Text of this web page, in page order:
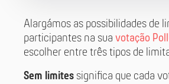
Alargámos as possibilidades de
participantes na sua votação
escolher entre três tipos de
Sem limites significa que cada